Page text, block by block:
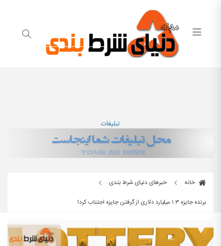
تبلیغات
خانه
خبرهای دنیای شرط بندی
برنده جایزه ۱.۳ میلیارد دلاری از گرفتن جایزه اجتناب کرد!